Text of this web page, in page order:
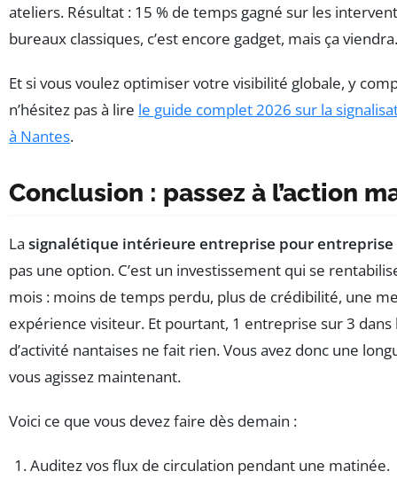
ateliers. Résultat : 15 % de temps gagné sur les
bureaux classiques, c’est encore gadget, mais ça viendra.
Et si vous voulez optimiser votre visibilité globale, y
n’hésitez pas à lire le guide complet 2026 sur la
à Nantes.
Conclusion : passez à l’action
La signalétique intérieure entreprise pour entreprise
pas une option. C’est un investissement qui se
mois : moins de temps perdu, plus de crédibilité, une
expérience visiteur. Et pourtant, 1 entreprise sur 3 dans
d’activité nantaises ne fait rien. Vous avez donc une
vous agissez maintenant.
Voici ce que vous devez faire dès demain :
Auditez vos flux de circulation pendant une matinée.